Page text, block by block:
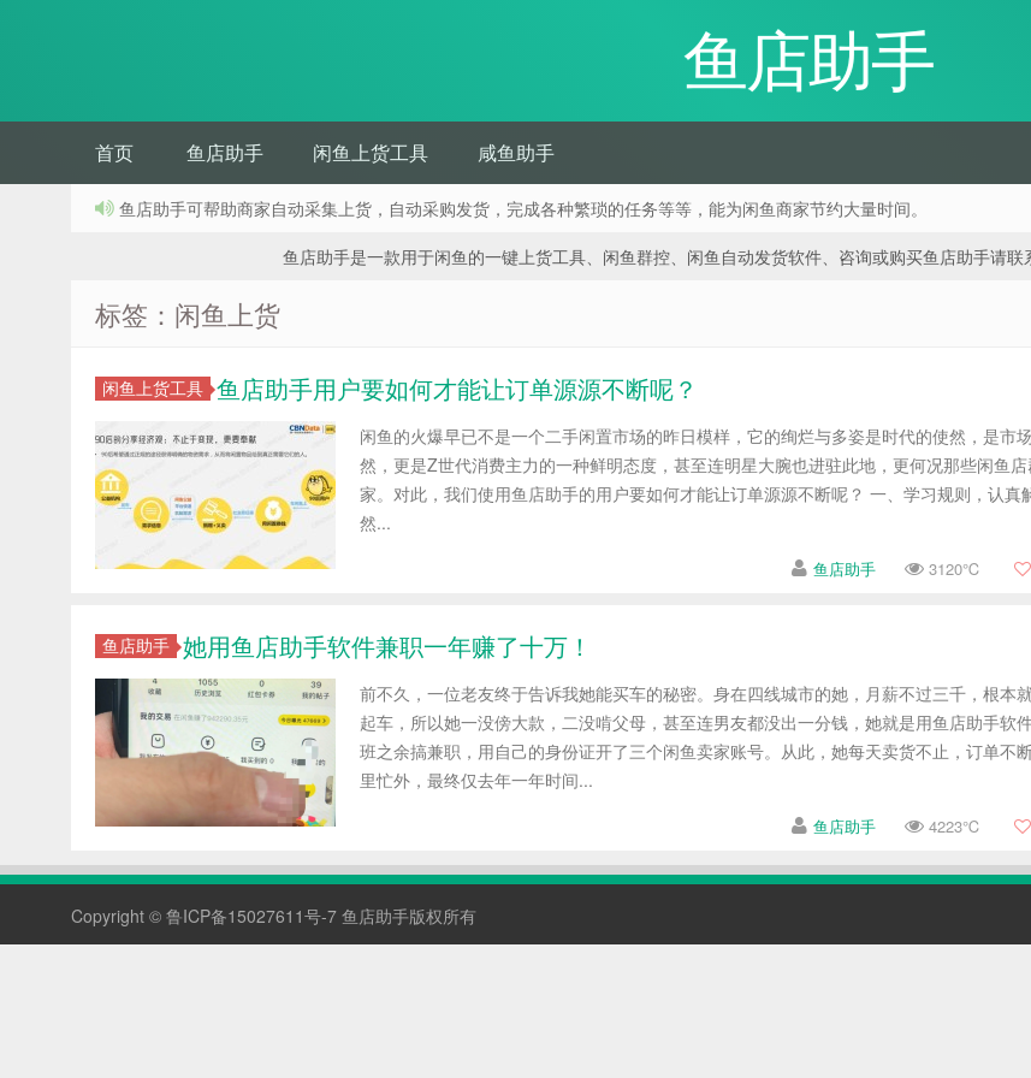
鱼店助手
首页 鱼店助手 闲鱼上货工具 咸鱼助手
鱼店助手可帮助商家自动采集上货，自动采购发货，完成各种繁琐的任务等等，能为闲鱼商家节约大量时间。
鱼店助手是一款用于闲鱼的一键上货工具、闲鱼群控、闲鱼自动发货软件、咨询或购买鱼店助手请
标签：闲鱼上货
闲鱼上货工具 鱼店助手用户要如何才能让订单源源不断呢？
闲鱼的火爆早已不是一个二手闲置市场的昨日模样，它的绚烂与多姿是时代的使然，是市
然，更是Z世代消费主力的一种鲜明态度，甚至连明星大腕也进驻此地，更何况那些闲鱼
家。对此，我们使用鱼店助手的用户要如何才能让订单源源不断呢？ 一、学习规则，认真
然...
鱼店助手 3120℃
鱼店助手 她用鱼店助手软件兼职一年赚了十万！
前不久，一位老友终于告诉我她能买车的秘密。身在四线城市的她，月薪不过三千，根本
起车，所以她一没傍大款，二没啃父母，甚至连男友都没出一分钱，她就是用鱼店助手软
班之余搞兼职，用自己的身份证开了三个闲鱼卖家账号。从此，她每天卖货不止，订单不
里忙外，最终仅去年一年时间...
鱼店助手 4223℃
Copyright © 鲁ICP备15027611号-7 鱼店助手版权所有